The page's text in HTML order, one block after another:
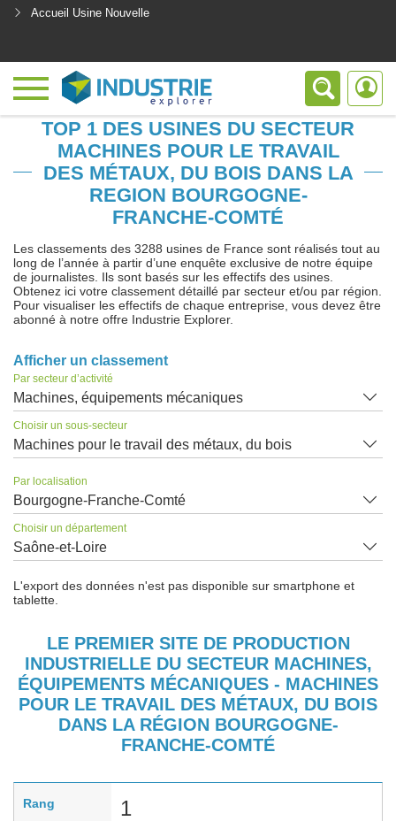
Accueil Usine Nouvelle
TOP 1 DES USINES DU SECTEUR
MACHINES POUR LE TRAVAIL
DES MÉTAUX, DU BOIS DANS LA
REGION BOURGOGNE-
FRANCHE-COMTÉ
Les classements des 3288 usines de France sont réalisés tout au
long de l’année à partir d’une enquête exclusive de notre équipe
de journalistes. Ils sont basés sur les effectifs des usines.
Obtenez ici votre classement détaillé par secteur et/ou par région.
Pour visualiser les effectifs de chaque entreprise, vous devez être
abonné à notre offre Industrie Explorer.
Afficher un classement
Par secteur d’activité
Machines, équipements mécaniques
Choisir un sous-secteur
Machines pour le travail des métaux, du bois
Par localisation
Bourgogne-Franche-Comté
Choisir un département
Saône-et-Loire
L'export des données n'est pas disponible sur smartphone et
tablette.
LE PREMIER SITE DE PRODUCTION
INDUSTRIELLE DU SECTEUR MACHINES,
ÉQUIPEMENTS MÉCANIQUES - MACHINES
POUR LE TRAVAIL DES MÉTAUX, DU BOIS
DANS LA RÉGION BOURGOGNE-
FRANCHE-COMTÉ
Rang 1